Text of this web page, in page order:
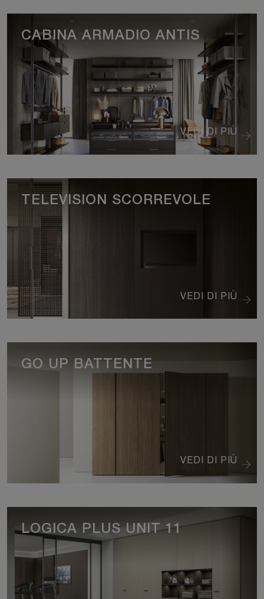
VEDI DI PIÙ
CABINA ARMADIO ANTIS
VEDI DI PIÙ
TELEVISION SCORREVOLE
VEDI DI PIÙ
GO UP BATTENTE
LOGICA PLUS UNIT 11